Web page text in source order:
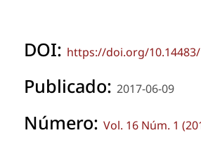
DOI: https://doi.org/10.14483/
Publicado: 2017-06-09
Número: Vol. 16 Núm. 1